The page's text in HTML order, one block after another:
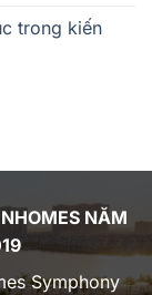
trong kiến
NĂM
Symphony